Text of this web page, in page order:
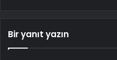
Bir yanıt yazın